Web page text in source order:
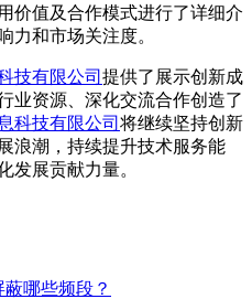
价值及合作模式进行了详细介
力和市场关注度。
技有限公司 提供了展示创新成
业资源、深化交流合作创造了
科技有限公司 将继续坚持创新
浪潮，持续提升技术服务能
发展贡献力量。
哪些频段？